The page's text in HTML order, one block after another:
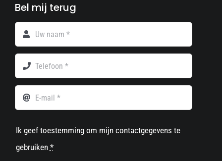
Bel mij terug
Ik geef toestemming om mijn contactgegevens te
gebruiken *